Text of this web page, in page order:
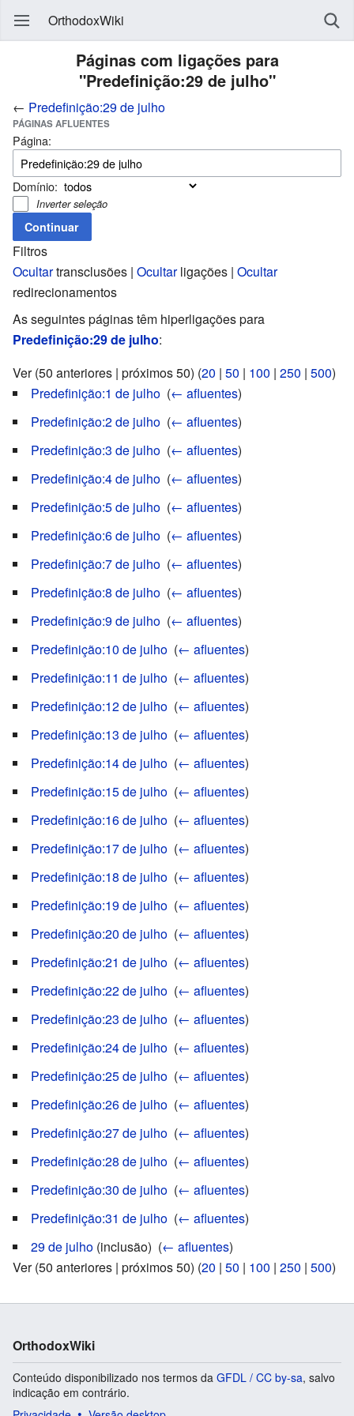
OrthodoxWiki
Páginas com ligações para
"Predefinição:29 de julho"
← Predefinição:29 de julho
PÁGINAS AFLUENTES
Página:
Domínio:
Inverter seleção
Filtros
Ocultartransclusões | Ocultarligações | Ocultar
redirecionamentos
As seguintes páginas têm hiperligações para
Predefinição:29 de julho:
Ver (50 anteriores | próximos 50) (20 | 50 | 100 | 250 | 500)
Predefinição:1 de julho (← afluentes)
Predefinição:2 de julho (← afluentes)
Predefinição:3 de julho (← afluentes)
Predefinição:4 de julho (← afluentes)
Predefinição:5 de julho (← afluentes)
Predefinição:6 de julho (← afluentes)
Predefinição:7 de julho (← afluentes)
Predefinição:8 de julho (← afluentes)
Predefinição:9 de julho (← afluentes)
Predefinição:10 de julho (← afluentes)
Predefinição:11 de julho (← afluentes)
Predefinição:12 de julho (← afluentes)
Predefinição:13 de julho (← afluentes)
Predefinição:14 de julho (← afluentes)
Predefinição:15 de julho (← afluentes)
Predefinição:16 de julho (← afluentes)
Predefinição:17 de julho (← afluentes)
Predefinição:18 de julho (← afluentes)
Predefinição:19 de julho (← afluentes)
Predefinição:20 de julho (← afluentes)
Predefinição:21 de julho (← afluentes)
Predefinição:22 de julho (← afluentes)
Predefinição:23 de julho (← afluentes)
Predefinição:24 de julho (← afluentes)
Predefinição:25 de julho (← afluentes)
Predefinição:26 de julho (← afluentes)
Predefinição:27 de julho (← afluentes)
Predefinição:28 de julho (← afluentes)
Predefinição:30 de julho (← afluentes)
Predefinição:31 de julho (← afluentes)
29 de julho (inclusão) ‎ (← afluentes)
Ver (50 anteriores | próximos 50) (20 | 50 | 100 | 250 | 500)
OrthodoxWiki
Conteúdo disponibilizado nos termos da GFDL / CC by-sa, salvo
indicação em contrário.